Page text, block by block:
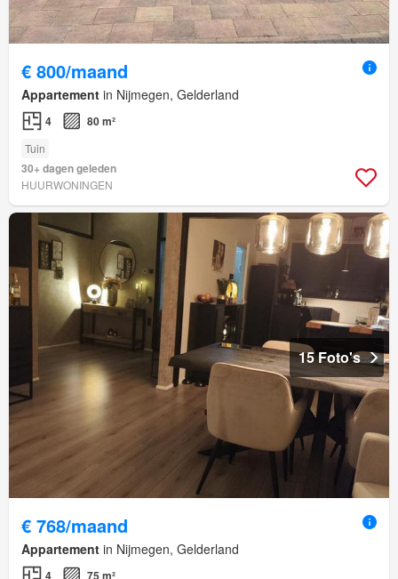
€ 800/maand
Appartement in Nijmegen, Gelderland
4 80 m²
Tuin
30+ dagen geleden
HUURWONINGEN
15 Foto's
€ 768/maand
Appartement in Nijmegen, Gelderland
4 75 m²